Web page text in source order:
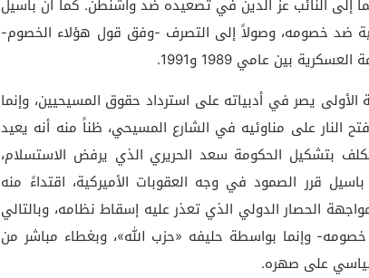
إلى النائب عز الدين في تصعيده ضد واشنطن. كما أن باسيل
ضد خصومه، وصولاً إلى التصرف -وفق قول هؤلاء الخصوم-
بين عامي 1989 و1991.
يصر في أدبياته على استرداد حقوق المسيحيين، وإنما
النار على مناوئيه في الشارع المسيحي، ظناً منه أنه يعيد
بتشكيل الحكومة سعد الحريري الذي يرفض الاستسلام،
قرر الصمود في وجه العقوبات الأميركية، اقتداءً منه
الحصار الدولي الذي تعذر عليه إسقاط نظامه، وبالتالي
وإنما بواسطة حليفه «حزب الله»، وبغطاء مباشر من
على صهره.